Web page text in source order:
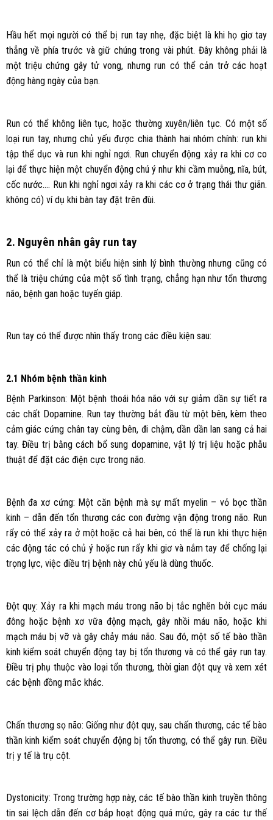
Hầu hết mọi người có thể bị run tay nhẹ, đặc biệt là khi họ giơ tay
thẳng về phía trước và giữ chúng trong vài phút. Đây không phải là
một triệu chứng gây tử vong, nhưng run có thể cản trở các hoạt
động hàng ngày của bạn.
Run có thể không liên tục, hoặc thường xuyên/liên tục. Có một số
loại run tay, nhưng chủ yếu được chia thành hai nhóm chính: run khi
tập thể dục và run khi nghỉ ngơi. Run chuyển động xảy ra khi cơ co
lại để thực hiện một chuyển động chú ý như khi cầm muỗng, nĩa, bút,
cốc nước…. Run khi nghỉ ngơi xảy ra khi các cơ ở trạng thái thư giãn.
không có) ví dụ khi bàn tay đặt trên đùi.
2. Nguyên nhân gây run tay
Run có thể chỉ là một biểu hiện sinh lý bình thường nhưng cũng có
thể là triệu chứng của một số tình trạng, chẳng hạn như tổn thương
não, bệnh gan hoặc tuyến giáp.
Run tay có thể được nhìn thấy trong các điều kiện sau:
2.1 Nhóm bệnh thần kinh
Bệnh Parkinson: Một bệnh thoái hóa não với sự giảm dần sự tiết ra
các chất Dopamine. Run tay thường bắt đầu từ một bên, kèm theo
cảm giác cứng chân tay cùng bên, đi chậm, dần dần lan sang cả hai
tay. Điều trị bằng cách bổ sung dopamine, vật lý trị liệu hoặc phẫu
thuật để đặt các điện cực trong não.
Bệnh đa xơ cứng: Một căn bệnh mà sự mất myelin – vỏ bọc thần
kinh – dẫn đến tổn thương các con đường vận động trong não. Run
rẩy có thể xảy ra ở một hoặc cả hai bên, có thể là run khi thực hiện
các động tác có chủ ý hoặc run rẩy khi giơ và nắm tay để chống lại
trọng lực, việc điều trị bệnh này chủ yếu là dùng thuốc.
Đột quỵ: Xảy ra khi mạch máu trong não bị tắc nghẽn bởi cục máu
đông hoặc bệnh xơ vữa động mạch, gây nhồi máu não, hoặc khi
mạch máu bị vỡ và gây chảy máu não. Sau đó, một số tế bào thần
kinh kiểm soát chuyển động tay bị tổn thương và có thể gây run tay.
Điều trị phụ thuộc vào loại tổn thương, thời gian đột quỵ và xem xét
các bệnh đồng mắc khác.
Chấn thương sọ não: Giống như đột quỵ, sau chấn thương, các tế bào
thần kinh kiểm soát chuyển động bị tổn thương, có thể gây run. Điều
trị y tế là trụ cột.
Dystonicity: Trong trường hợp này, các tế bào thần kinh truyền thông
tin sai lệch dẫn đến cơ bắp hoạt động quá mức, gây ra các tư thế